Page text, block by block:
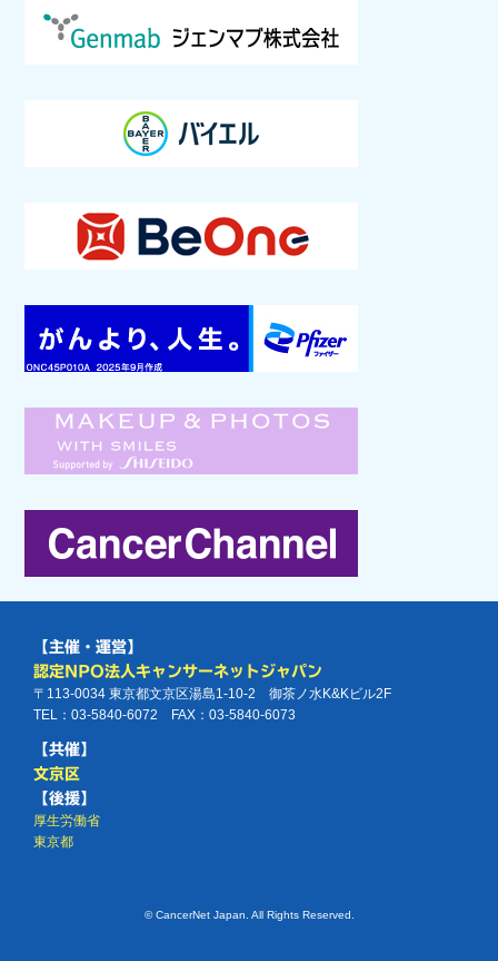
【主催・運営】
認定NPO法人キャンサーネットジャパン
〒113-0034 東京都文京区湯島1-10-2 御茶ノ水K&Kビル2F
TEL：03-5840-6072 FAX：03-5840-6073
【共催】
文京区
【後援】
厚生労働省
東京都
© CancerNet Japan. All Rights Reserved.